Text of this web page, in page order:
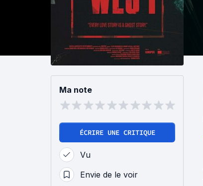
Ma note
ÉCRIRE UNE CRITIQUE
Vu
Envie de le voir